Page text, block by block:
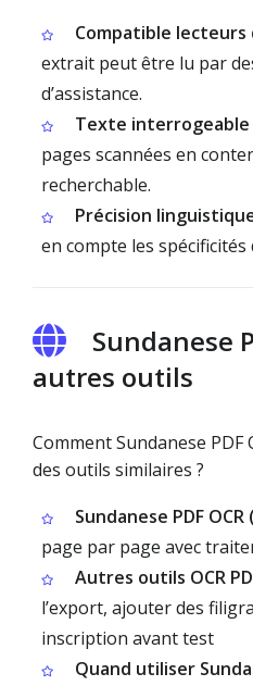
Compatible lecteurs
extrait peut être lu par
d’assistance.
Texte interrogeable
pages scannées en
recherchable.
Précision
en compte les spécificités
Sundanese
autres outils
Comment Sundanese PDF
des outils similaires ?
Sundanese PDF
page par page avec
Autres outils OCR
l’export, ajouter des
inscription avant test
Quand utiliser